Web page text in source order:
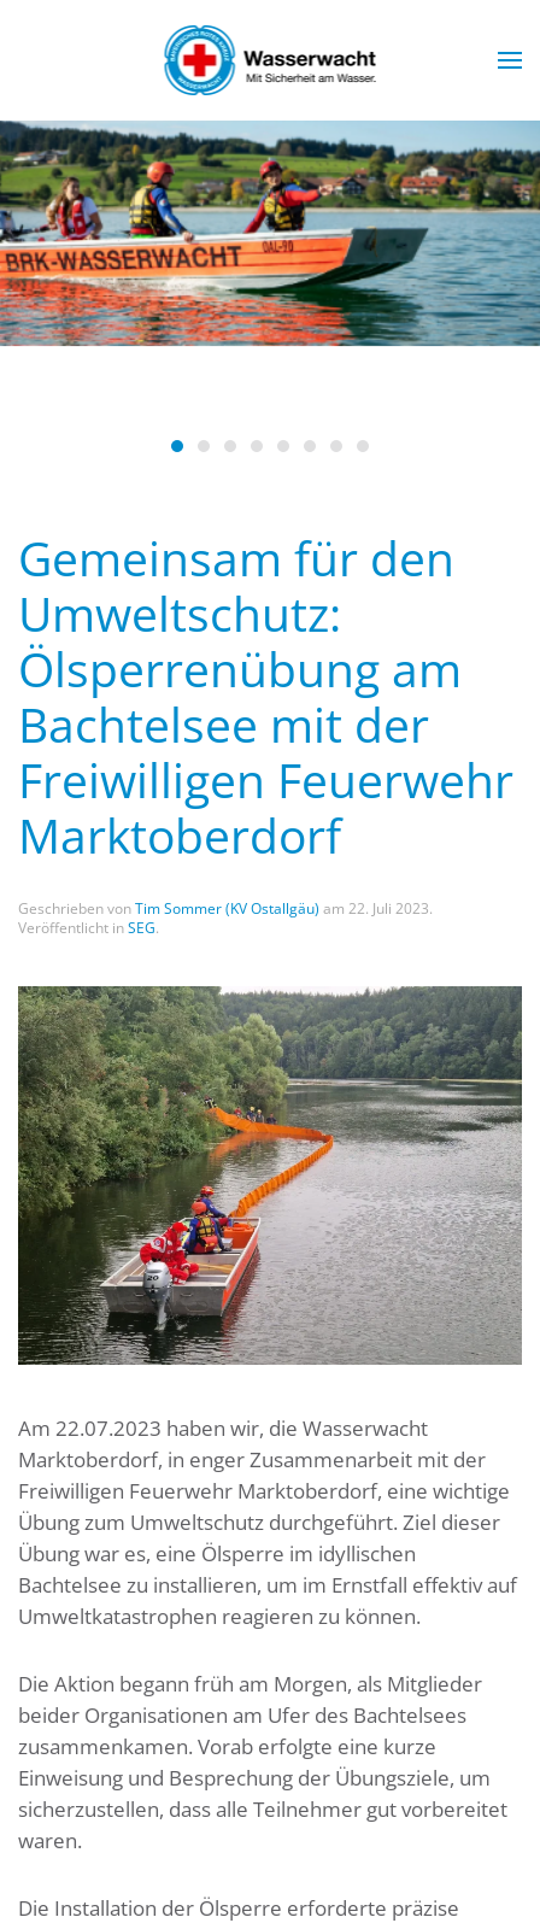
Skip to main content
Wasserwacht Marktoberdorf
Gemeinsam für den
Umweltschutz:
Ölsperrenübung am
Bachtelsee mit der
Freiwilligen Feuerwehr
Marktoberdorf
Geschrieben vonTim Sommer (KV Ostallgäu) am 22. Juli 2023.
Veröffentlicht inSEG.
Am 22.07.2023 haben wir, die Wasserwacht
Marktoberdorf, in enger Zusammenarbeit mit der
Freiwilligen Feuerwehr Marktoberdorf, eine wichtige
Übung zum Umweltschutz durchgeführt. Ziel dieser
Übung war es, eine Ölsperre im idyllischen
Bachtelsee zu installieren, um im Ernstfall effektiv auf
Umweltkatastrophen reagieren zu können.
Die Aktion begann früh am Morgen, als Mitglieder
beider Organisationen am Ufer des Bachtelsees
zusammenkamen. Vorab erfolgte eine kurze
Einweisung und Besprechung der Übungsziele, um
sicherzustellen, dass alle Teilnehmer gut vorbereitet
waren.
Die Installation der Ölsperre erforderte präzise